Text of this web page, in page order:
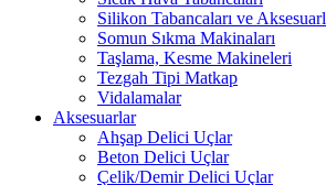
Silikon Tabancaları ve
Somun Sıkma Makinaları
Taşlama, Kesme Makineleri
Tezgah Tipi Matkap
Vidalamalar
Aksesuarlar
Ahşap Delici Uçlar
Beton Delici Uçlar
Çelik/Demir Delici Uçlar